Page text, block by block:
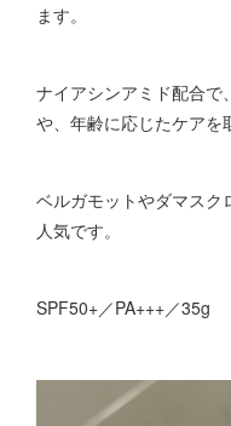
ます。
ナイアシンアミド配合で
や、年齢に応じたケア
ベルガモットやダマスク
人気です。
SPF50+／PA+++／35g